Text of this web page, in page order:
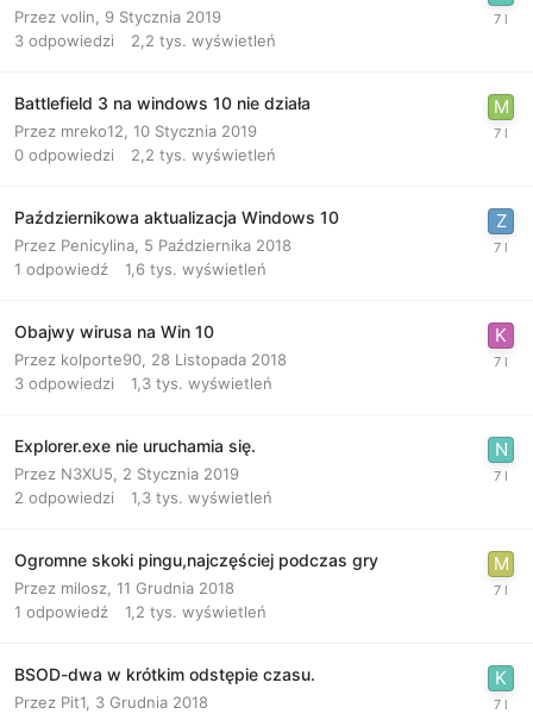
Przez volin
9 Stycznia 2019
3 odpowiedzi 2,2 tys. wyświetleń
Battlefield 3 na windows 10 nie działa
Przez mreko12 10 Stycznia 2019
0 odpowiedzi 2,2 tys. wyświetleń
Październikowa aktualizacja Windows 10
Przez Penicylina 5 Października 2018
1 odpowiedź 1,6 tys. wyświetleń
Obajwy wirusa na Win 10
Przez kolporte90 28 Listopada 2018
3 odpowiedzi 1,3 tys. wyświetleń
Explorer.exe nie uruchamia się.
Przez N3XU5
2 Stycznia 2019
2 odpowiedzi 1,3 tys. wyświetleń
Ogromne skoki pingu,najczęściej podczas gry
Przez milosz 11 Grudnia 2018
1 odpowiedź 1,2 tys. wyświetleń
BSOD-dwa w krótkim odstępie czasu.
Przez Pit1 3 Grudnia 2018